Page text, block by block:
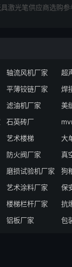
激光笔供应商选购参
轴流风机厂家
平薄铰链厂家
焊
滤油机厂家
美
石英砖厂
艺术楼梯
大
防火阀厂家
真
磨损试验机厂家
狗
艺术涂料厂家
保
楼梯栏杆厂家
抗
铝板厂家 包